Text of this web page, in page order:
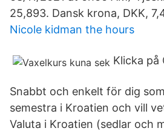
25,893. Dansk krona, DKK,
Nicole kidman the hours
Klicka på
Snabbt och enkelt för dig
semestra i Kroatien och vill
Valuta i Kroatien (sedlar och